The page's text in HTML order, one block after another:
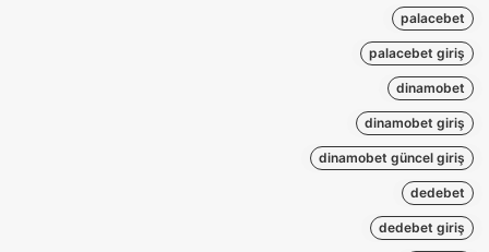
palacebet
palacebet giriş
dinamobet
dinamobet giriş
dinamobet güncel giriş
dedebet
dedebet giriş